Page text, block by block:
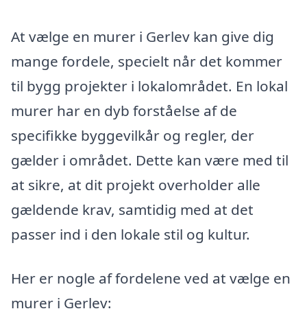
At vælge en murer i Gerlev kan give dig
mange fordele, specielt når det kommer
til bygg projekter i lokalområdet. En lokal
murer har en dyb forståelse af de
specifikke byggevilkår og regler, der
gælder i området. Dette kan være med til
at sikre, at dit projekt overholder alle
gældende krav, samtidig med at det
passer ind i den lokale stil og kultur.
Her er nogle af fordelene ved at vælge en
murer i Gerlev: